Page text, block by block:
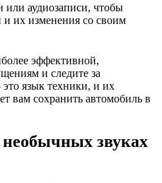
или аудиозаписи, чтобы
их изменения со своим
эффективной,
и следите за
язык техники, и их
вам сохранить автомобиль в
звуках